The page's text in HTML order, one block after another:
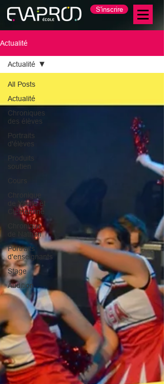
S'inscrire
Actualité
All Posts
Actualité
Chroniques
des élèves
Portraits
d'élèves
Produits
soutien
Cours
Chronique
de Yaelle et
Clémentine
Chronique
de Nathan
Portraits
d'enseignants
Stage
Audition
Actualité